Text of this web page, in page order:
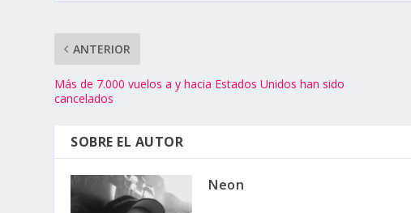
ANTERIOR
Más de 7.000 vuelos a y hacia Estados Unidos han sido
cancelados
SOBRE EL AUTOR
Neon